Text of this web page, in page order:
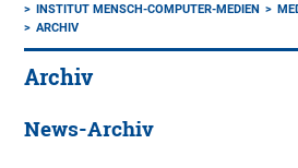
INSTITUT MENSCH-COMPUTER-MEDIEN
ARCHIV
Archiv
News-Archiv